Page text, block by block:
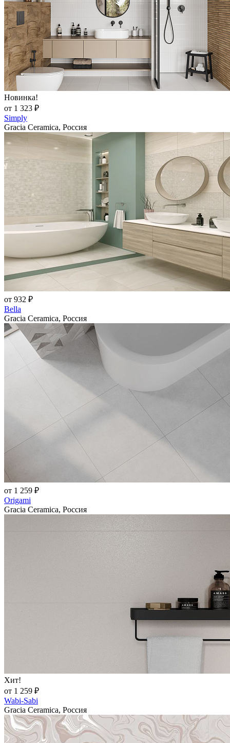
Новинка!
от 1 323 ₽
Simply
Gracia Ceramica, Россия
от 932 ₽
Bella
Gracia Ceramica, Россия
от 1 259 ₽
Origami
Gracia Ceramica, Россия
Хит!
от 1 259 ₽
Wabi-Sabi
Gracia Ceramica, Россия